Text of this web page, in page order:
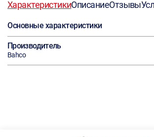
ХарактеристикиОписаниеОтзывы
Основные характеристики
Производитель
Bahco